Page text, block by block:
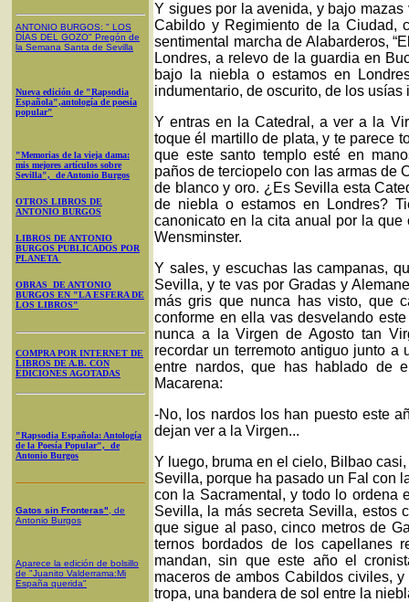
ANTONIO BURGOS: " LOS
DÍAS DEL GOZO" Pregón de
la Semana Santa de Sevilla
Nueva edición de "Rapsodia
Española",antología de poesía
popular"
"Memorias de la vieja dama:
mis mejores artículos sobre
Sevilla", de Antonio Burgos
OTROS LIBROS DE
ANTONIO BURGOS
LIBROS DE ANTONIO
BURGOS PUBLICADOS POR
PLANETA
OBRAS DE ANTONIO
BURGOS EN "LA ESFERA DE
LOS LIBROS"
COMPRA POR INTERNET DE
LIBROS DE A.B. CON
EDICIONES AGOTADAS
"Rapsodia Española: Antología
de la Poesía Popular", de
Antonio Burgos
Gatos sin Fronteras" , de
Antonio Burgos
Aparece la edición de bolsillo
de "Juanito Valderrama:Mi
España querida"
Y sigues por la avenida, y bajo
Cabildo y Regimiento de la Ciudad,
sentimental marcha de Alabarderos,
Londres, a relevo de la guardia en
bajo la niebla o estamos en
indumentario, de oscurito, de los
Y entras en la Catedral, a ver a la
toque él martillo de plata, y te parece
que este santo templo esté en
paños de terciopelo con las armas de
de blanco y oro. ¿Es Sevilla esta
de niebla o estamos en Londres?
canonicato en la cita anual por la
Wensminster.
Y sales, y escuchas las campanas,
Sevilla, y te vas por Gradas y
más gris que nunca has visto, que
conforme en ella vas desvelando
nunca a la Virgen de Agosto tan
recordar un terremoto antiguo junto
entre nardos, que has hablado de
Macarena:
-No, los nardos los han puesto este
dejan ver a la Virgen...
Y luego, bruma en el cielo, Bilbao
Sevilla, porque ha pasado un Fal con
con la Sacramental, y todo lo ordena
Sevilla, la más secreta Sevilla, estos
que sigue al paso, cinco metros de
ternos bordados de los capellanes
mandan, sin que este año el
maceros de ambos Cabildos civiles,
tropa, una bandera de sol entre la